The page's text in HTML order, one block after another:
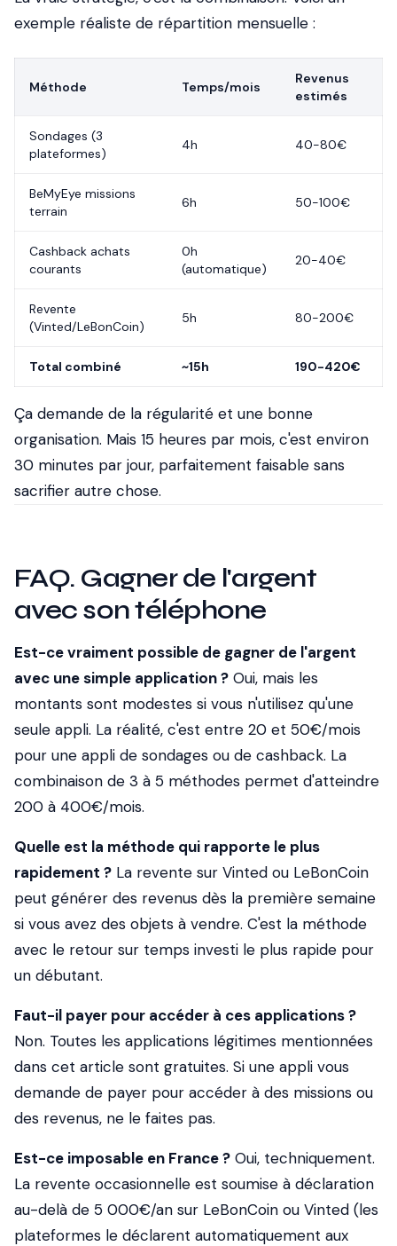
exemple réaliste de répartition mensuelle :
Méthode Temps/mois
Revenus
estimés
Sondages (3
plateformes)
4h 40-80€
BeMyEye missions
terrain
6h 50-100€
Cashback achats
courants
0h
(automatique)
20-40€
Revente
(Vinted/LeBonCoin)
5h 80-200€
Total combiné ~15h 190-420€
Ça demande de la régularité et une bonne
organisation. Mais 15 heures par mois, c'est environ
30 minutes par jour, parfaitement faisable sans
sacrifier autre chose.
FAQ. Gagner de l'argent
avec son téléphone
Est-ce vraiment possible de gagner de l'argent
avec une simple application ? Oui, mais les
montants sont modestes si vous n'utilisez qu'une
seule appli. La réalité, c'est entre 20 et 50€/mois
pour une appli de sondages ou de cashback. La
combinaison de 3 à 5 méthodes permet d'atteindre
200 à 400€/mois.
Quelle est la méthode qui rapporte le plus
rapidement ? La revente sur Vinted ou LeBonCoin
peut générer des revenus dès la première semaine
si vous avez des objets à vendre. C'est la méthode
avec le retour sur temps investi le plus rapide pour
un débutant.
Faut-il payer pour accéder à ces applications ?
Non. Toutes les applications légitimes mentionnées
dans cet article sont gratuites. Si une appli vous
demande de payer pour accéder à des missions ou
des revenus, ne le faites pas.
Est-ce imposable en France ? Oui, techniquement.
La revente occasionnelle est soumise à déclaration
au-delà de 5 000€/an sur LeBonCoin ou Vinted (les
plateformes le déclarent automatiquement aux